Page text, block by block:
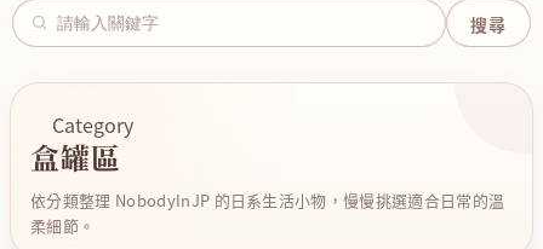
Category
盒罐區
依分類整理 NobodyInJP 的日系生活小物，慢慢挑選適合日常的溫
柔細節。